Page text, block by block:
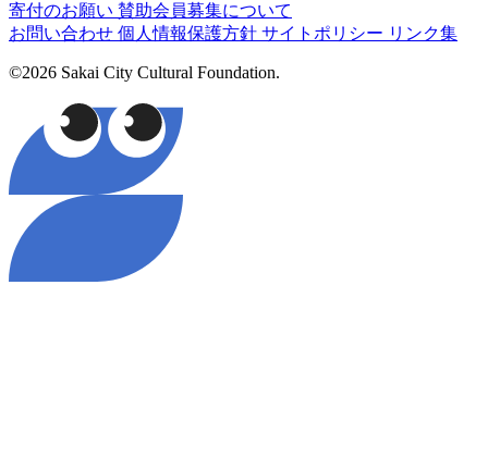
寄付のお願い 賛助会員募集について
お問い合わせ 個人情報保護方針 サイトポリシー リンク集
©2026 Sakai City Cultural Foundation.